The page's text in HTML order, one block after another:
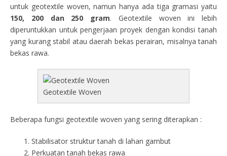
untuk geotextile woven, namun hanya ada tiga gramasi yaitu
150, 200 dan 250 gram. Geotextile woven ini lebih
diperuntukkan untuk pengerjaan proyek dengan kondisi tanah
yang kurang stabil atau daerah bekas perairan, misalnya tanah
bekas rawa.
Geotextile Woven
Beberapa fungsi geotextile woven yang sering diterapkan :
Stabilisator struktur tanah di lahan gambut
Perkuatan tanah bekas rawa